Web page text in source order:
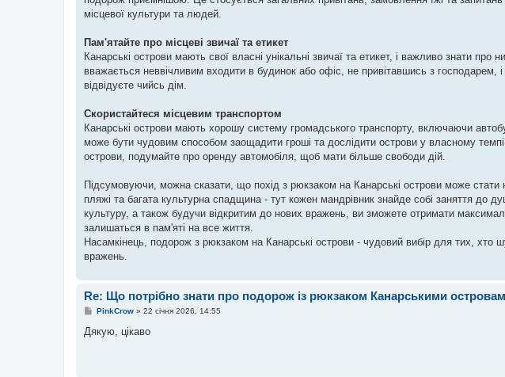
місцевої культури та людей.
Пам'ятайте про місцеві звичаї та етикет
Канарські острови мають свої власні унікальні звичаї та етикет, і важливо знати
вважається неввічливим входити в будинок або офіс, не привітавшись з
відвідуєте чийсь дім.
Скористайтеся місцевим транспортом
Канарські острови мають хорошу систему громадського транспорту, включаючи
може бути чудовим способом заощадити гроші та дослідити острови у власному
острови, подумайте про оренду автомобіля, щоб мати більше свободи дій.
Підсумовуючи, можна сказати, що похід з рюкзаком на Канарські острови може
пляжі та багата культурна спадщина - тут кожен мандрівник знайде собі заняття до
культуру, а також будучи відкритим до нових вражень, ви зможете отримати
залишаться в пам'яті на все життя.
Насамкінець, подорож з рюкзаком на Канарські острови - чудовий вибір для тих, хто
вражень.
Re: Що потрібно знати про подорож із рюкзаком Канарськими
П
в
PinkCrow» 22 січня 2026, 14:55
Дякую, цікаво